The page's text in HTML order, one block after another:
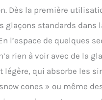
Dès la première
standards dans
l’espace de quelques
rien à voir avec de la
qui absorbe les
cones » ou même